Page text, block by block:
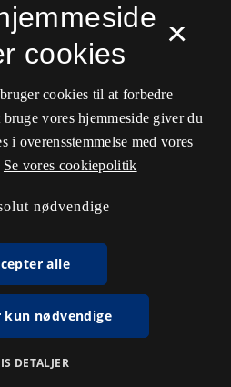
×
cookies
cookies til at forbedre
vores hjemmeside giver du
i overensstemmelse med vores
Se vores cookiepolitik
nødvendige
alle
kun nødvendige
DETALJER